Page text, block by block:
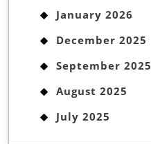
January 2026
December 2025
September 2025
August 2025
July 2025